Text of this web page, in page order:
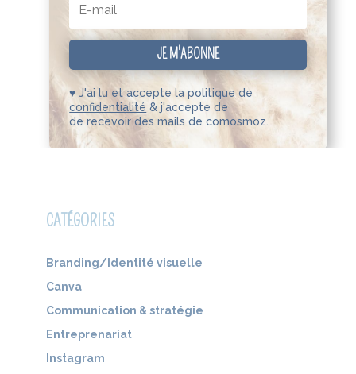
JE M'ABONNE
♥ J'ai lu et accepte lapolitique de
confidentialité & j'accepte de
de recevoir des mails de comosmoz.
CATÉGORIES
Branding/Identité visuelle
Canva
Communication & stratégie
Entreprenariat
Instagram